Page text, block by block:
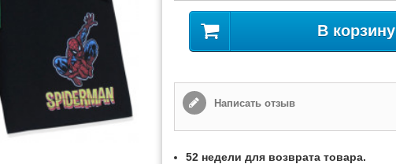
В корзину
Написать отзыв
52 недели для возврата товара.